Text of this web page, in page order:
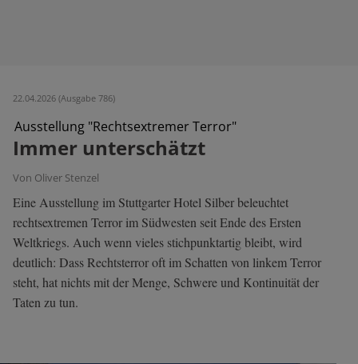
22.04.2026 (Ausgabe 786)
Ausstellung "Rechtsextremer Terror"
Immer unterschätzt
Von Oliver Stenzel
Eine Ausstellung im Stuttgarter Hotel Silber beleuchtet
rechtsextremen Terror im Südwesten seit Ende des Ersten
Weltkriegs. Auch wenn vieles stichpunktartig bleibt, wird
deutlich: Dass Rechtsterror oft im Schatten von linkem Terror
steht, hat nichts mit der Menge, Schwere und Kontinuität der
Taten zu tun.